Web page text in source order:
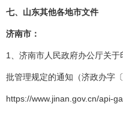
七、山东其他各地市文件
济南市：
1、济南市人民政府办公厅关
批管理规定的通知（济政办字
https://www.jinan.gov.cn/api-